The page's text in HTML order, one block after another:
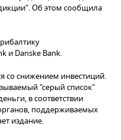
Об этом сообщила
и Danske Bank.
со снижением инвестиций.
"серый список"
в соответствии
поддерживаемых
издание.